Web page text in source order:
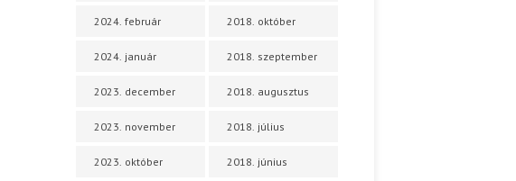
2024. február
2024. január
2023. december
2023. november
2023. október
2018. október
2018. szeptember
2018. augusztus
2018. július
2018. június